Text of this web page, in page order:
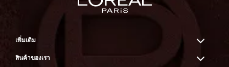
เพิ่มเติม
สินค้าของเรา